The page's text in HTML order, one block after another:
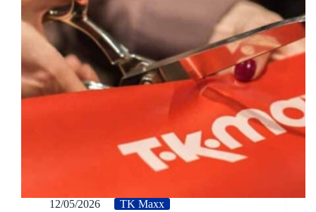
12/05/2026 TK Maxx